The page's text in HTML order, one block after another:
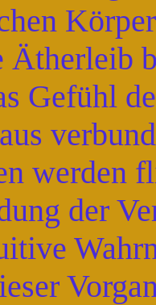
Ätherleib
Gefühl
werden
der